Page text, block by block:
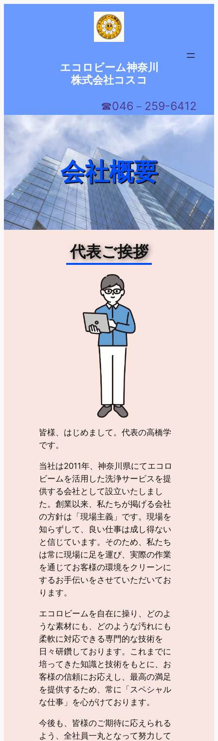
エコロビーム神奈川
株式会社コスコ
☎046－259-6412
会社概要
代表ご挨拶
皆様、はじめまして。代表の高橋学
です。
当社は2011年、神奈川県にてエコロ
ビームを活用した洗浄サービスを提
供する会社として設立いたしまし
た。創業以来、私たちが掲げる会社
の方針は「現場主義」です。現場を
知らずして、良い仕事は成し得ない
と信じています。そのため、私たち
は常に現場に足を運び、実際の作業
を通じてお客様の環境をクリーンに
するお手伝いをさせていただいてお
ります。
エコロビームを自在に操り、どのよ
うな素材にも、どのような汚れにも
柔軟に対応できる専門的な技術を
日々研鑽しております。これまでに
培ってきた知識と技術をもとに、お
客様の信頼にお応えし、最高の満足
を提供するため、常に「スペシャル
な仕事」を心がけております。
今後も、皆様のご期待に応えられる
よう、全社員一丸となって努力して